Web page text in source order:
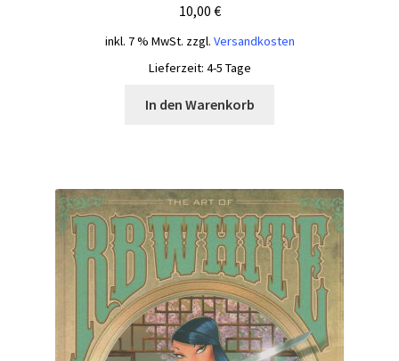
10,00 €
inkl. 7 % MwSt. zzgl. Versandkosten
Lieferzeit: 4-5 Tage
In den Warenkorb